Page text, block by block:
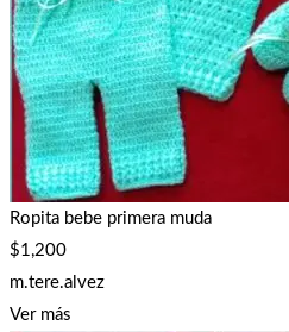
Ropita bebe primera muda
$1,200
m.tere.alvez
Ver más